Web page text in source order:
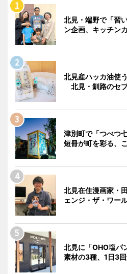
北見・端野で「習
ン企画、キッチン
北見産ハッカ油使
北見・釧路のセ
津別町で「つべつ
短冊が町を彩る、
北見在住漫画家・
ェンジ・ザ・ワー
北見に「OHO塩
素材の3種、1日3